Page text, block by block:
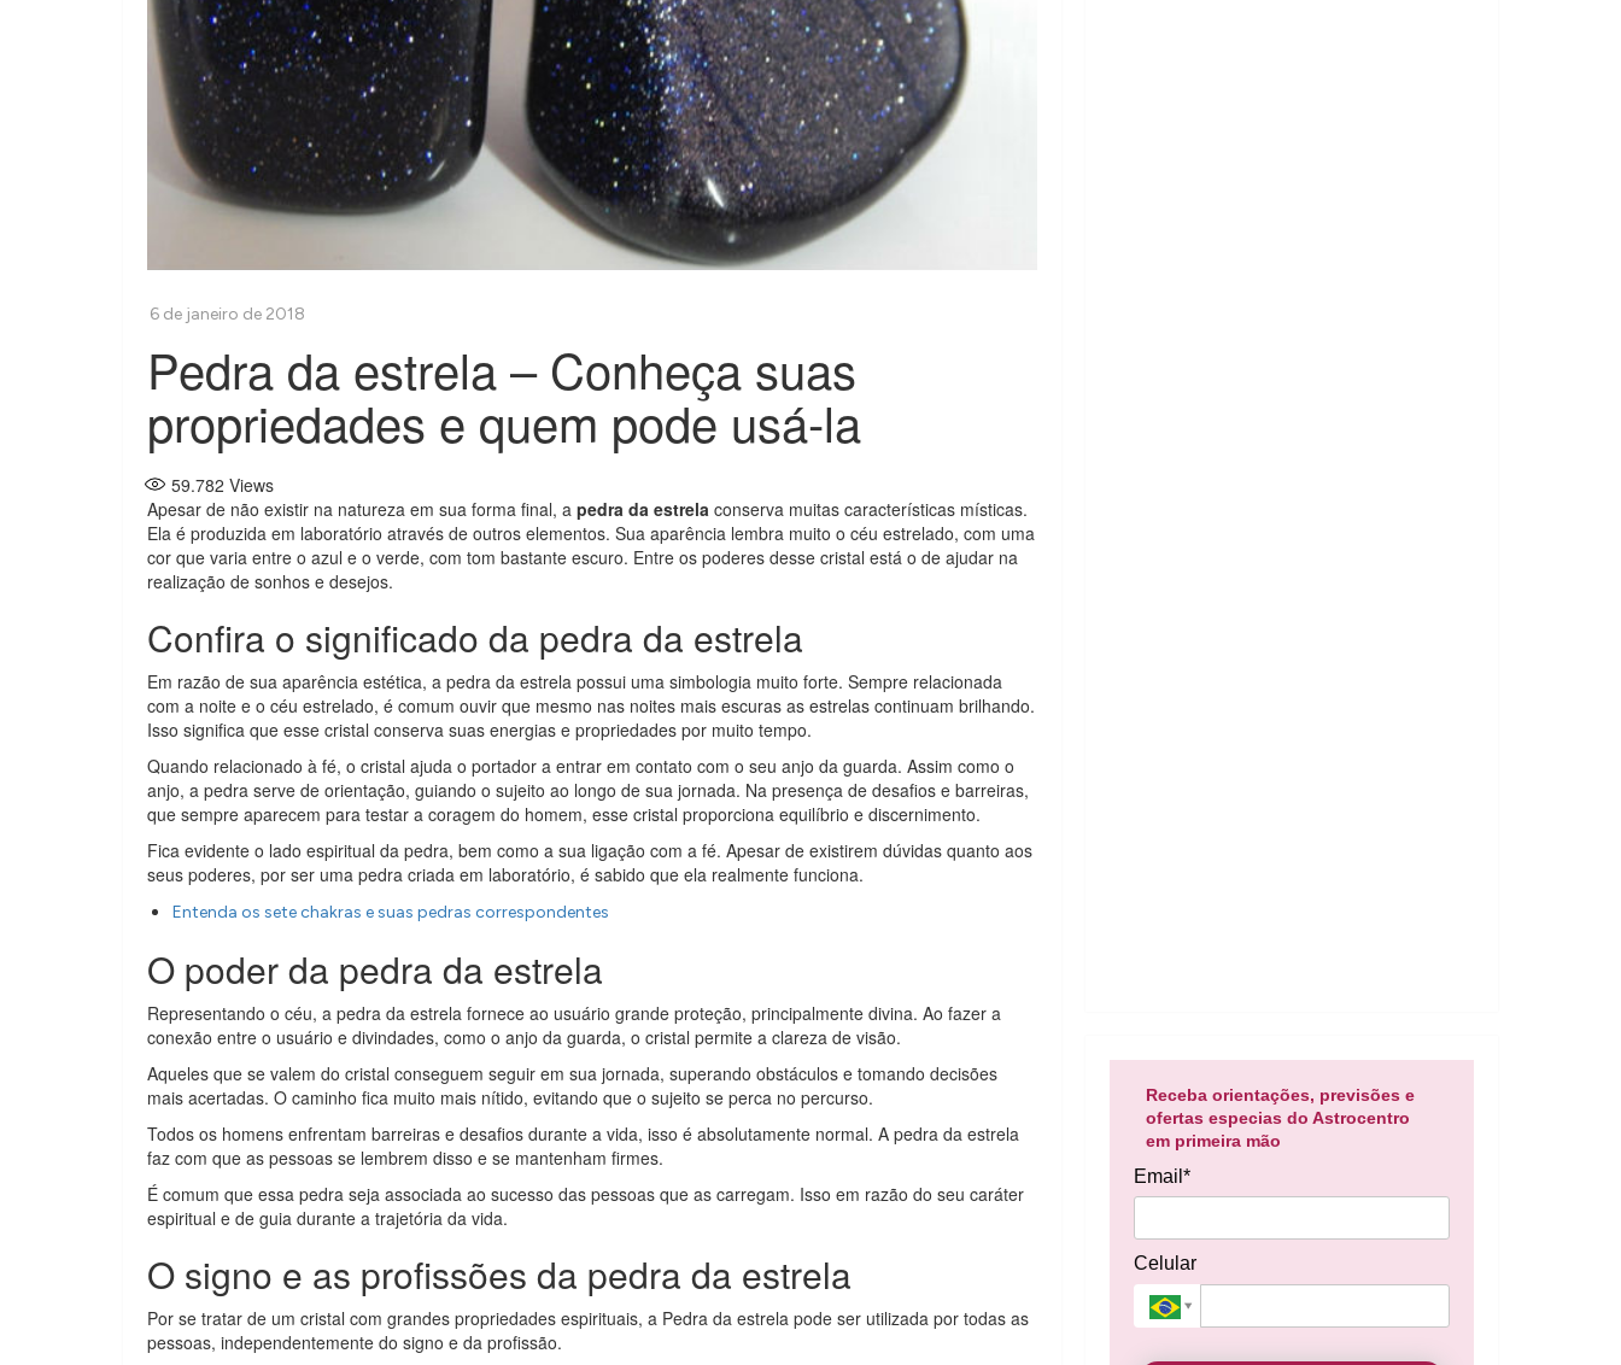
Pedra da estrela – Conheça suas
propriedades e quem pode usá-la
59.782 Views
Apesar de não existir na natureza em sua forma final, a pedra da estrela conserva muitas características místicas.
Ela é produzida em laboratório através de outros elementos. Sua aparência lembra muito o céu estrelado, com uma
cor que varia entre o azul e o verde, com tom bastante escuro. Entre os poderes desse cristal está o de ajudar na
realização de sonhos e desejos.
Confira o significado da pedra da estrela
Em razão de sua aparência estética, a pedra da estrela possui uma simbologia muito forte. Sempre relacionada
com a noite e o céu estrelado, é comum ouvir que mesmo nas noites mais escuras as estrelas continuam brilhando.
Isso significa que esse cristal conserva suas energias e propriedades por muito tempo.
Quando relacionado à fé, o cristal ajuda o portador a entrar em contato com o seu anjo da guarda. Assim como o
anjo, a pedra serve de orientação, guiando o sujeito ao longo de sua jornada. Na presença de desafios e barreiras,
que sempre aparecem para testar a coragem do homem, esse cristal proporciona equilíbrio e discernimento.
Fica evidente o lado espiritual da pedra, bem como a sua ligação com a fé. Apesar de existirem dúvidas quanto aos
seus poderes, por ser uma pedra criada em laboratório, é sabido que ela realmente funciona.
Entenda os sete chakras e suas pedras correspondentes
O poder da pedra da estrela
Representando o céu, a pedra da estrela fornece ao usuário grande proteção, principalmente divina. Ao fazer a
conexão entre o usuário e divindades, como o anjo da guarda, o cristal permite a clareza de visão.
Aqueles que se valem do cristal conseguem seguir em sua jornada, superando obstáculos e tomando decisões
mais acertadas. O caminho fica muito mais nítido, evitando que o sujeito se perca no percurso.
Todos os homens enfrentam barreiras e desafios durante a vida, isso é absolutamente normal. A pedra da estrela
faz com que as pessoas se lembrem disso e se mantenham firmes.
É comum que essa pedra seja associada ao sucesso das pessoas que as carregam. Isso em razão do seu caráter
espiritual e de guia durante a trajetória da vida.
O signo e as profissões da pedra da estrela
Por se tratar de um cristal com grandes propriedades espirituais, a Pedra da estrela pode ser utilizada por todas as
pessoas, independentemente do signo e da profissão.
Receba orientações, previsões e
ofertas especias do Astrocentro
em primeira mão
Email*
Celular